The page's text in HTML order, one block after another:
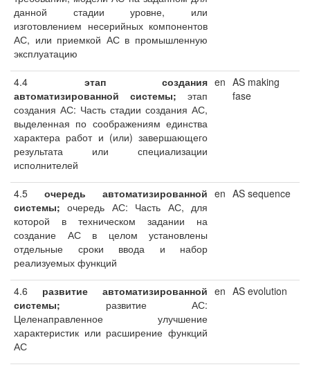
данной стадии уровне, или
изготовлением несерийных компонентов
АС, или приемкой АС в промышленную
эксплуатацию
4.4 этап создания
автоматизированной
системы; этап
создания АС: Часть стадии создания АС,
выделенная по соображениям единства
характера работ и (или) завершающего
результата или специализации
исполнителей
en AS making
fase
4.5 очередь автоматизированной
системы; очередь АС: Часть АС, для
которой в техническом задании на
создание АС в целом установлены
отдельные сроки ввода и набор
реализуемых функций
en AS sequence
4.6 развитие автоматизированной
системы; развитие АС:
Целенаправленное улучшение
характеристик или расширение функций
АС
en AS evolution